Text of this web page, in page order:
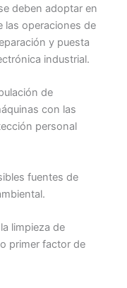
deben adoptar en
las operaciones de
y puesta
industrial.
de
con las
personal
fuentes de
limpieza de
primer factor de